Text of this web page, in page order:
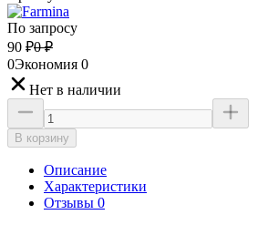
По запросу
90 ₽0 ₽
0Экономия 0
Нет в наличии
В корзину
Описание
Характеристики
Отзывы 0